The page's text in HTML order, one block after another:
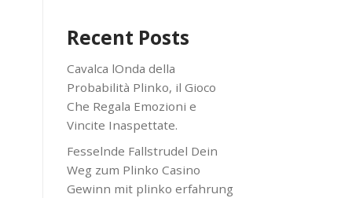
Recent Posts
Cavalca lOnda della
Probabilità Plinko, il Gioco
Che Regala Emozioni e
Vincite Inaspettate.
Fesselnde Fallstrudel Dein
Weg zum Plinko Casino
Gewinn mit plinko erfahrung